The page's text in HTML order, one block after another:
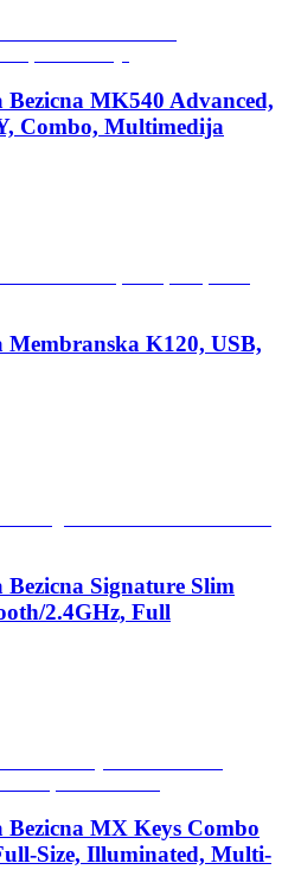
MK540 Advanced,
Combo, Multimedija
K120, USB,
Signature Slim
2.4GHz, Full
MX Keys Combo
Size, Illuminated, Multi-